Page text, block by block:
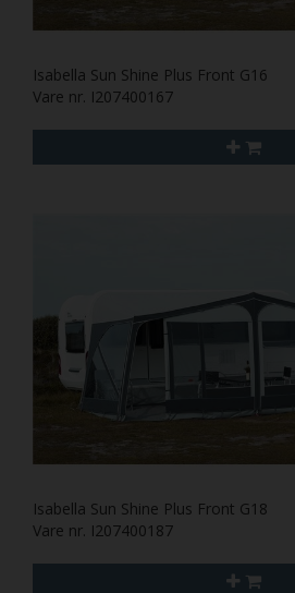
Isabella Sun Shine Plus Front G16
Vare nr. I207400167
Isabella Sun Shine Plus Front G18
Vare nr. I207400187